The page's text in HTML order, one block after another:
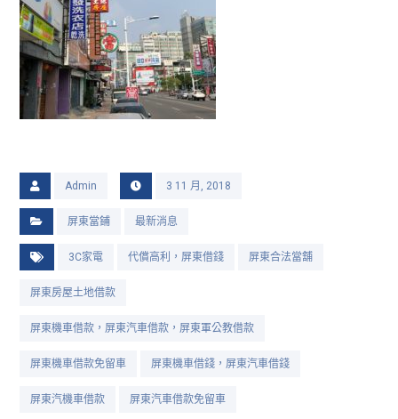
Admin 3 11 月, 2018
屏東當鋪 最新消息
3C家電 代償高利，屏東借錢 屏東合法當舖
屏東房屋土地借款
屏東機車借款，屏東汽車借款，屏東軍公教借款
屏東機車借款免留車 屏東機車借錢，屏東汽車借錢
屏東汽機車借款 屏東汽車借款免留車